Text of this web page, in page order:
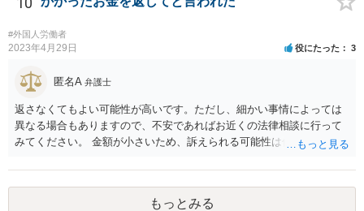
#外国人労働者
2023年4月29日 役にたった 3
匿名A 弁護士
返さなくてもよい可能性が高いです。ただし、細かい事情によっては
異なる場合もありますので、不安であればお近くの法律相談に行って
みてください。 金額が小さいため、訴えられる可能性は低いと思われ
もっとみる